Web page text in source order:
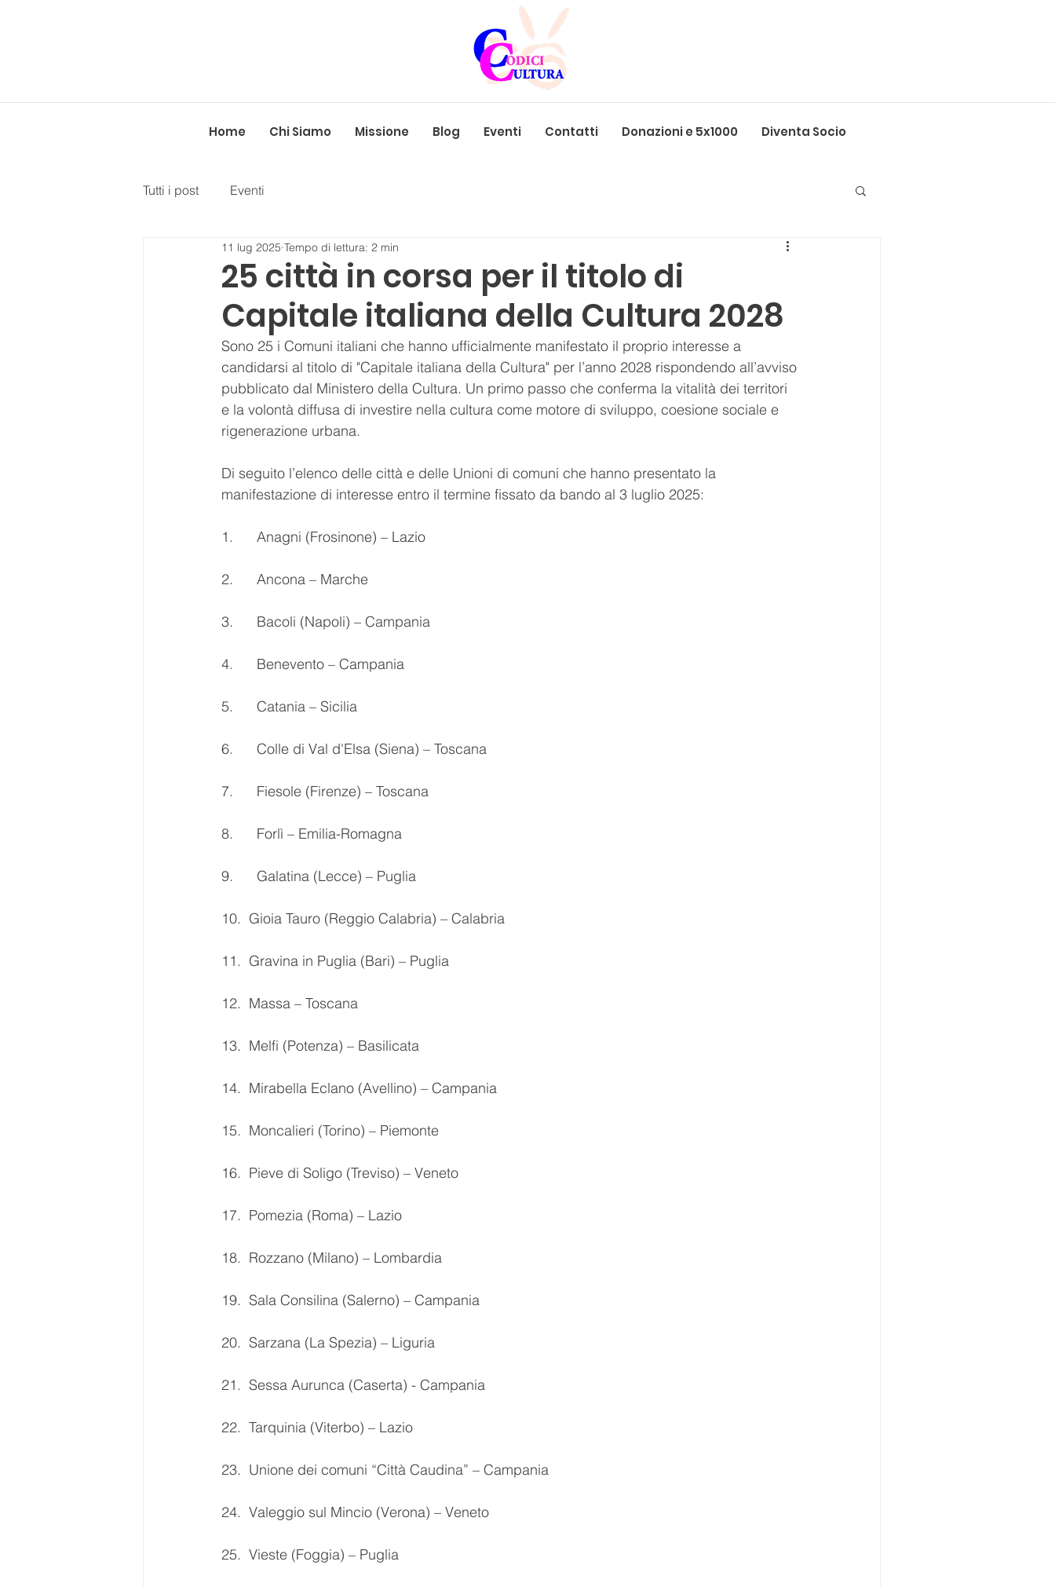
Home Chi Siamo Missione Blog Eventi Contatti Donazioni e 5x1000 Diventa Socio
Tutti i post Eventi
25 città in corsa per il titolo di
Capitale italiana della Cultura 2028
11 lug 2025 Tempo di lettura: 2 min
Sono 25 i Comuni italiani che hanno ufficialmente manifestato il proprio interesse a
candidarsi al titolo di "Capitale italiana della Cultura" per l’anno 2028 rispondendo all’avviso
pubblicato dal Ministero della Cultura. Un primo passo che conferma la vitalità dei territori
e la volontà diffusa di investire nella cultura come motore di sviluppo, coesione sociale e
rigenerazione urbana.
Di seguito l’elenco delle città e delle Unioni di comuni che hanno presentato la
manifestazione di interesse entro il termine fissato da bando al 3 luglio 2025:
1.      Anagni (Frosinone) – Lazio
2.      Ancona – Marche
3.      Bacoli (Napoli) – Campania
4.      Benevento – Campania
5.      Catania – Sicilia
6.      Colle di Val d'Elsa (Siena) – Toscana
7.      Fiesole (Firenze) – Toscana
8.      Forlì – Emilia-Romagna
9.      Galatina (Lecce) – Puglia
10.  Gioia Tauro (Reggio Calabria) – Calabria
11.  Gravina in Puglia (Bari) – Puglia
12.  Massa – Toscana
13.  Melfi (Potenza) – Basilicata
14.  Mirabella Eclano (Avellino) – Campania
15.  Moncalieri (Torino) – Piemonte
16.  Pieve di Soligo (Treviso) – Veneto
17.  Pomezia (Roma) – Lazio
18.  Rozzano (Milano) – Lombardia
19.  Sala Consilina (Salerno) – Campania
20.  Sarzana (La Spezia) – Liguria
21.  Sessa Aurunca (Caserta) - Campania
22.  Tarquinia (Viterbo) – Lazio
23.  Unione dei comuni “Città Caudina” – Campania
24.  Valeggio sul Mincio (Verona) – Veneto
25.  Vieste (Foggia) – Puglia